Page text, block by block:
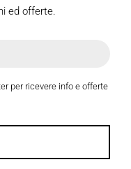
ed offerte.
per ricevere info e offerte